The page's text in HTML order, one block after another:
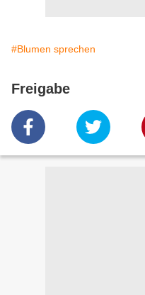
#Blumen sprechen
Freigabe